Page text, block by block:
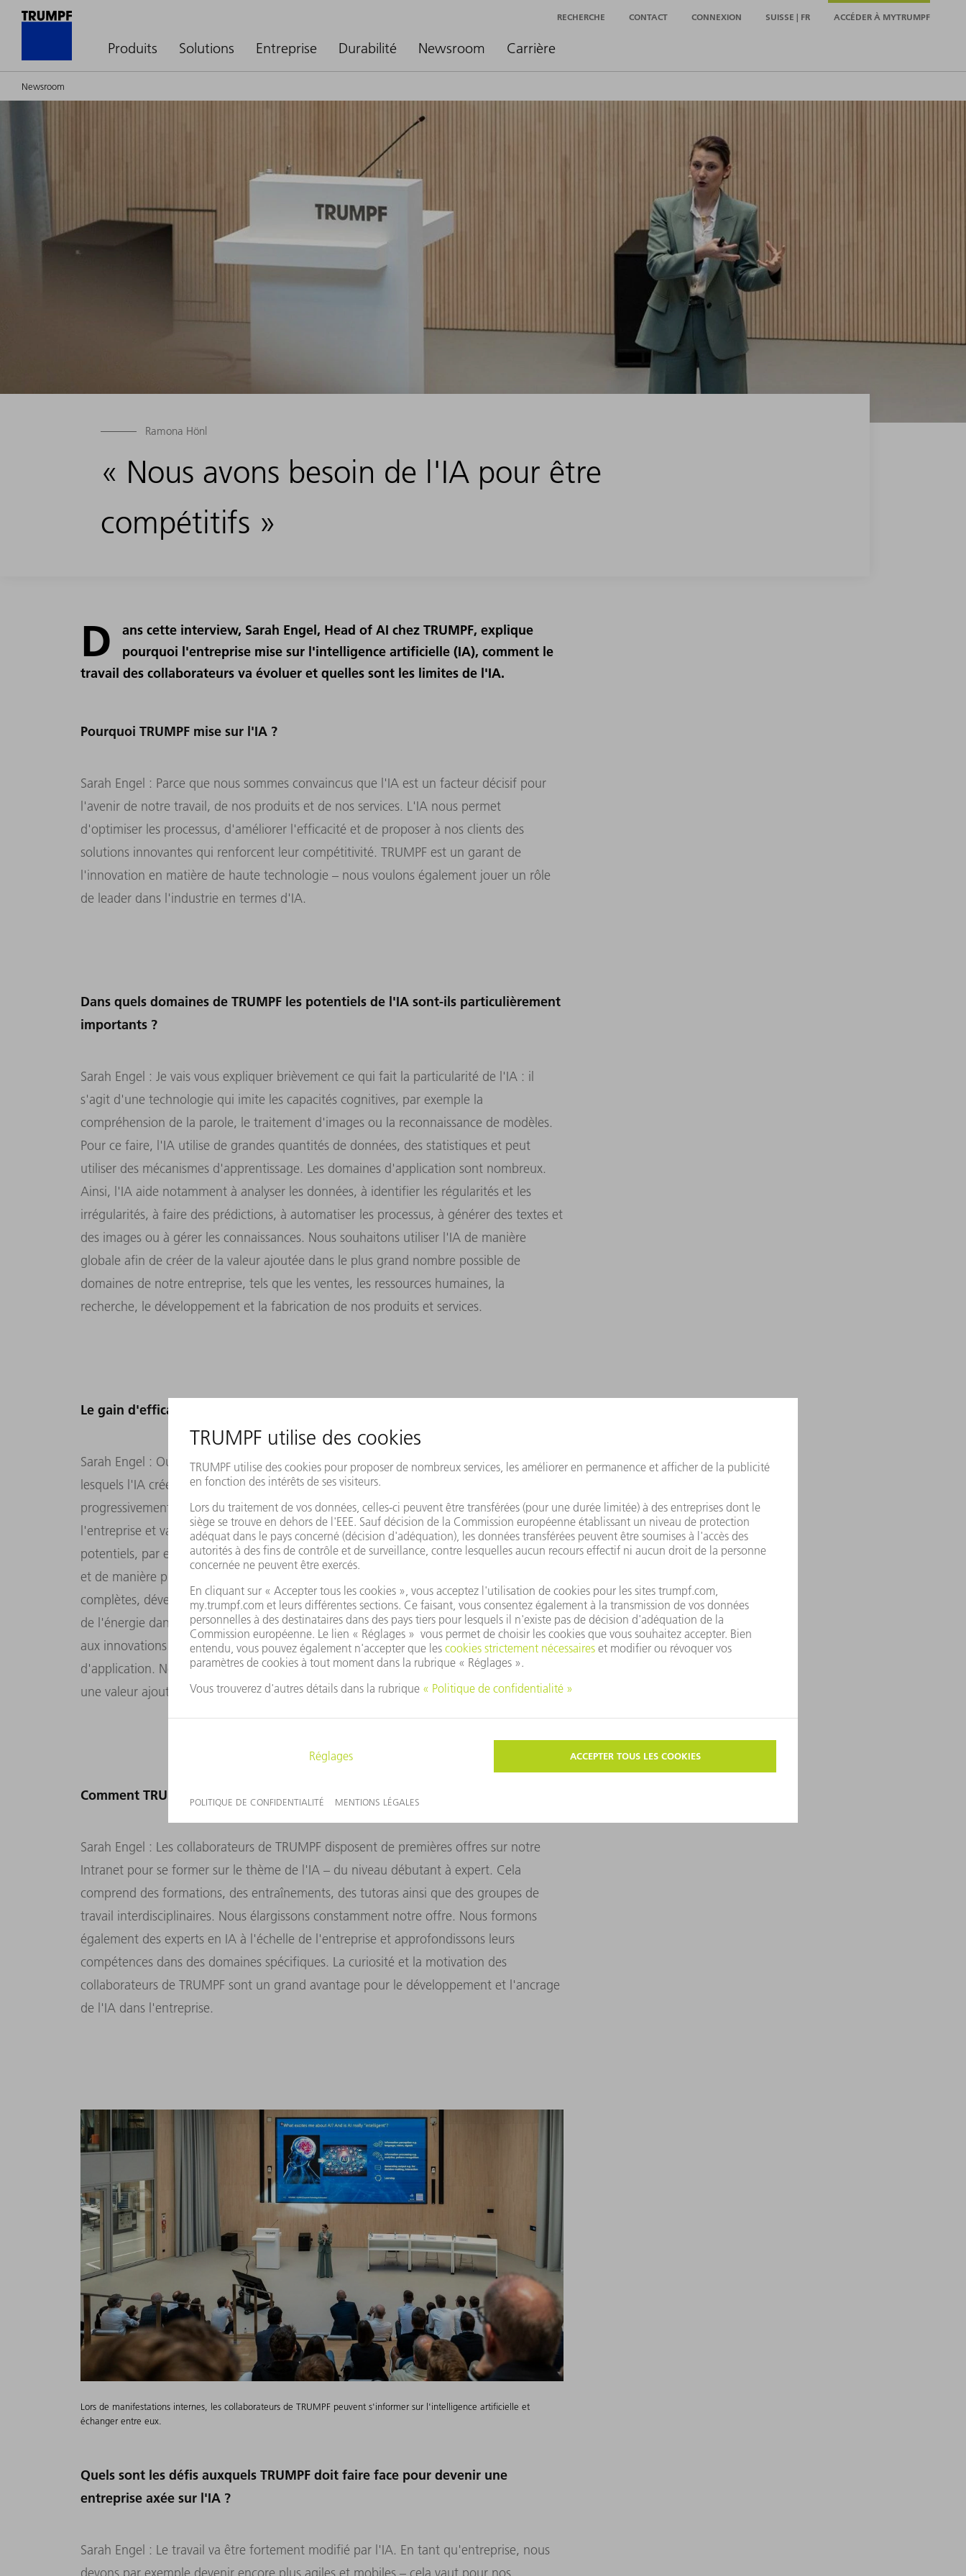
Produits Solutions Entreprise Durabilité Newsroom Carrière
RECHERCHE CONTACT CONNEXION SUISSE | FR ACCÉDER À MYTRUMPF
Newsroom
Ramona Hönl
« Nous avons besoin de l'IA pour être
compétitifs »
D
ans cette interview, Sarah Engel, Head of AI chez TRUMPF, explique
pourquoi l'entreprise mise sur l'intelligence artificielle (IA), comment le
travail des collaborateurs va évoluer et quelles sont les limites de l'IA.
Pourquoi TRUMPF mise sur l'IA ?
Sarah Engel : Parce que nous sommes convaincus que l'IA est un facteur décisif pour
l'avenir de notre travail, de nos produits et de nos services. L'IA nous permet
d'optimiser les processus, d'améliorer l'efficacité et de proposer à nos clients des
solutions innovantes qui renforcent leur compétitivité. TRUMPF est un garant de
l'innovation en matière de haute technologie – nous voulons également jouer un rôle
de leader dans l'industrie en termes d'IA.
Dans quels domaines de TRUMPF les potentiels de l'IA sont-ils particulièrement
importants ?
Sarah Engel : Je vais vous expliquer brièvement ce qui fait la particularité de l'IA : il
s'agit d'une technologie qui imite les capacités cognitives, par exemple la
compréhension de la parole, le traitement d'images ou la reconnaissance de modèles.
Pour ce faire, l'IA utilise de grandes quantités de données, des statistiques et peut
utiliser des mécanismes d'apprentissage. Les domaines d'application sont nombreux.
Ainsi, l'IA aide notamment à analyser les données, à identifier les régularités et les
irrégularités, à faire des prédictions, à automatiser les processus, à générer des textes et
des images ou à gérer les connaissances. Nous souhaitons utiliser l'IA de manière
globale afin de créer de la valeur ajoutée dans le plus grand nombre possible de
domaines de notre entreprise, tels que les ventes, les ressources humaines, la
recherche, le développement et la fabrication de nos produits et services.
Le gain d'efficacité obtenu grâce à l'IA peut-il se traduire en chiffres ?
Sarah Engel : Oui. Notre objectif est d'identifier les domaines d'application dans
lesquels l'IA crée une grande valeur ajoutée. Nous voulons atteindre celle-ci
progressivement. La valeur ajoutée de l'IA se retrouve dans tous les domaines de
l'entreprise et varie en fonction des applications. Nous avons déjà pu identifier certains
potentiels, par exemple, nous pouvons traiter les demandes des clients plus rapidement
et de manière plus personnalisée, proposer des formations plus rentables et plus
complètes, développer des logiciels de manière plus efficace, économiser des coûts et
de l'énergie dans la production et générer une croissance du chiffre d'affaires grâce
aux innovations dans nos produits et services. Nous avons un nombre infini de cas
d'application. Notre tâche est de les mettre en œuvre de manière ciblée et de réaliser
une valeur ajoutée mesurable.
Comment TRUMPF qualifie ses collaborateurs amenés à utiliser l'IA ?
Sarah Engel : Les collaborateurs de TRUMPF disposent de premières offres sur notre
Intranet pour se former sur le thème de l'IA – du niveau débutant à expert. Cela
comprend des formations, des entraînements, des tutoras ainsi que des groupes de
travail interdisciplinaires. Nous élargissons constamment notre offre. Nous formons
également des experts en IA à l'échelle de l'entreprise et approfondissons leurs
compétences dans des domaines spécifiques. La curiosité et la motivation des
collaborateurs de TRUMPF sont un grand avantage pour le développement et l'ancrage
de l'IA dans l'entreprise.
Lors de manifestations internes, les collaborateurs de TRUMPF peuvent s'informer sur l'intelligence artificielle et
échanger entre eux.
Quels sont les défis auxquels TRUMPF doit faire face pour devenir une
entreprise axée sur l'IA ?
Sarah Engel : Le travail va être fortement modifié par l'IA. En tant qu'entreprise, nous